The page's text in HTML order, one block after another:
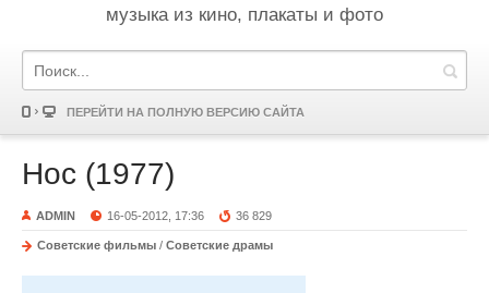
музыка из кино, плакаты и фото
ПЕРЕЙТИ НА ПОЛНУЮ ВЕРСИЮ САЙТА
Нос (1977)
ADMIN 16-05-2012, 17:36 36 829
Советские фильмы / Советские драмы